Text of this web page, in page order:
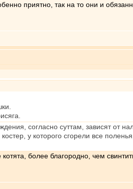
приятно, так на то они и
согласно суттам, зависят от
у которого сгорели все
более благородно, чем